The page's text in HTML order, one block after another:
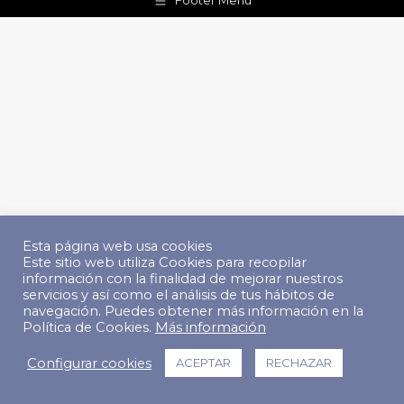
Esta página web usa cookies
Este sitio web utiliza Cookies para recopilar
información con la finalidad de mejorar nuestros
servicios y así como el análisis de tus hábitos de
navegación. Puedes obtener más información en la
Política de Cookies. Más información
Configurar cookies ACEPTAR RECHAZAR